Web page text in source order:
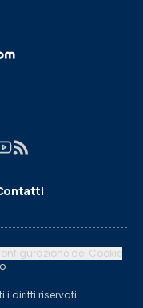
dei Cookie
i diritti riservati.